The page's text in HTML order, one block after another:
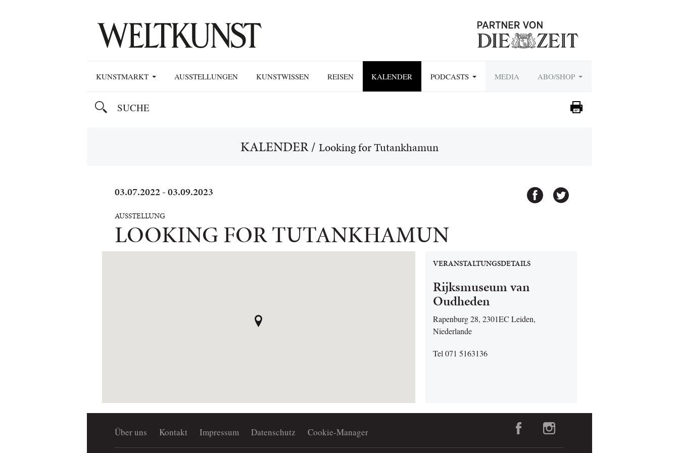
KUNSTMARKT AUSSTELLUNGEN KUNSTWISSEN REISEN KALENDER PODCASTS MEDIA ABO/SHOP
KALENDER/ Looking for Tutankhamun
03.07.2022 - 03.09.2023
AUSSTELLUNG
LOOKING FOR TUTANKHAMUN
VERANSTALTUNGSDETAILS
Rijksmuseum van
Oudheden
Rapenburg 28, 2301EC Leiden,
Niederlande
Tel 071 5163136
Über uns Kontakt Impressum Datenschutz Cookie-Manager